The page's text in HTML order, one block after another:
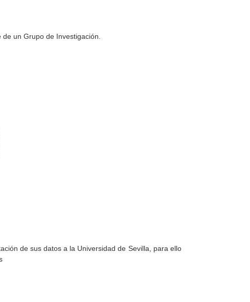
un Grupo de Investigación.
de sus datos a la Universidad de Sevilla, para ello